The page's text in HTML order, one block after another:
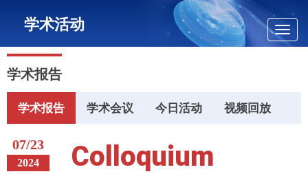
学术活动
学术报告
学术报告 学术会议 今日活动 视频回放
07/23
2024 Colloquium